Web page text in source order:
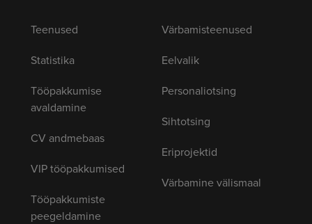
Teenused
Statistika
Tööpakkumise
avaldamine
CV andmebaas
VIP tööpakkumised
Tööpakkumiste
peegeldamine
Värbamisteenused
Eelvalik
Personaliotsing
Sihtotsing
Eriprojektid
Värbamine välismaal